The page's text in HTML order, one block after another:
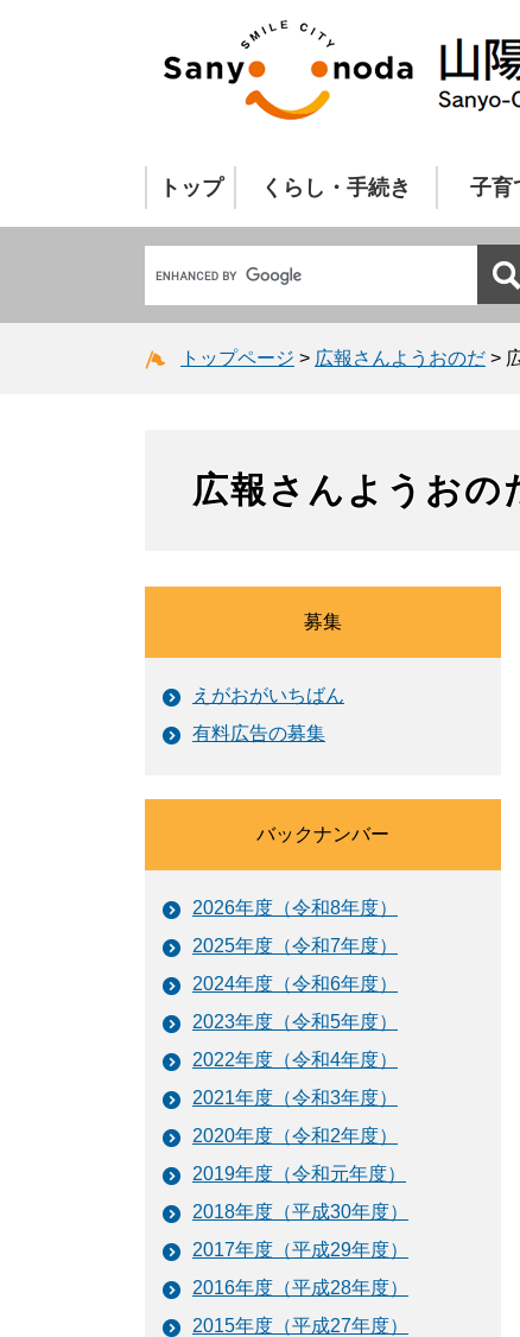
トップ くらし・手続き 子育
トップページ > 広報さんようおのだ >
広報さんようおの
募集
えがおがいちばん
有料広告の募集
バックナンバー
2026年度（令和8年度）
2025年度（令和7年度）
2024年度（令和6年度）
2023年度（令和5年度）
2022年度（令和4年度）
2021年度（令和3年度）
2020年度（令和2年度）
2019年度（令和元年度）
2018年度（平成30年度）
2017年度（平成29年度）
2016年度（平成28年度）
2015年度（平成27年度）